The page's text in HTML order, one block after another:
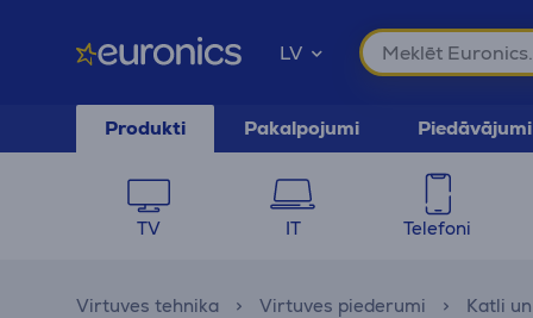
LV
Produkti Pakalpojumi Piedāvājumi
TV IT Telefoni
Virtuves tehnika Virtuves piederumi Katli